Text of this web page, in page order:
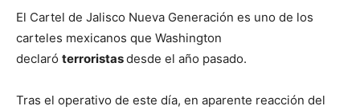
El Cartel de Jalisco Nueva Generación es uno de los
carteles mexicanos que Washington
declaró terroristasdesde el año pasado.
Tras el operativo de este día, en aparente reacción del